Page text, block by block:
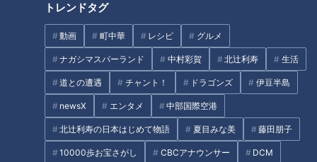
トレンドタグ
動画 町中華 レシピ グルメ
ナガシマスパーランド 中村彩賀 北辻利寿 生活
道との遭遇 チャント！ ドラゴンズ 伊豆半島
newsX エンタメ 中部国際空港
北辻利寿の日本はじめて物語 夏目みな美 藤田朋子
10000歩お宝さがし CBCアナウンサー DCM